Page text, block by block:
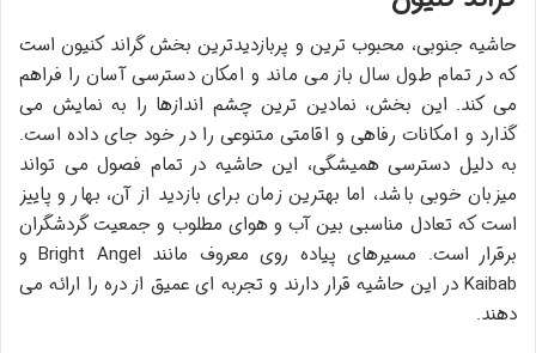
حاشیه جنوبی، محبوب ترین و پربازدیدترین بخش گراند کنیون است
که در تمام طول سال باز می ماند و امکان دسترسی آسان را فراهم
می کند. این بخش، نمادین ترین چشم اندازها را به نمایش می
گذارد و امکانات رفاهی و اقامتی متنوعی را در خود جای داده است.
به دلیل دسترسی همیشگی، این حاشیه در تمام فصول می تواند
میزبان خوبی باشد، اما بهترین زمان برای بازدید از آن، بهار و پاییز
است که تعادل مناسبی بین آب و هوای مطلوب و جمعیت گردشگران
برقرار است. مسیرهای پیاده روی معروف مانند Bright Angel و
Kaibab در این حاشیه قرار دارند و تجربه ای عمیق از دره را ارائه می
دهند.